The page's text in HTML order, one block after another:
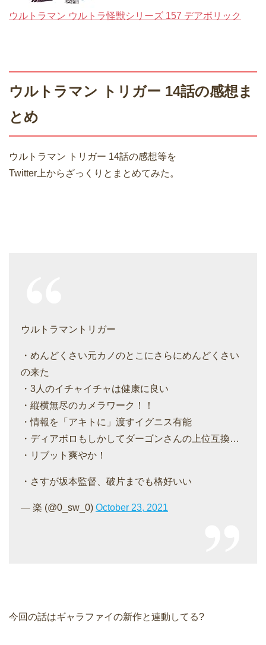
ウルトラマン ウルトラ怪獣シリーズ 157 デアボリック
ウルトラマン トリガー 14話の感想ま
とめ
ウルトラマン トリガー 14話の感想等を
Twitter上からざっくりとまとめてみた。
ウルトラマントリガー
・めんどくさい元カノのとこにさらにめんどくさい
の来た
・3人のイチャイチャは健康に良い
・縦横無尽のカメラワーク！！
・情報を「アキトに」渡すイグニス有能
・ディアボロもしかしてダーゴンさんの上位互換…
・リブット爽やか！
・さすが坂本監督、破片までも格好いい
— 楽 (@0_sw_0) October 23, 2021
今回の話はギャラファイの新作と連動してる?